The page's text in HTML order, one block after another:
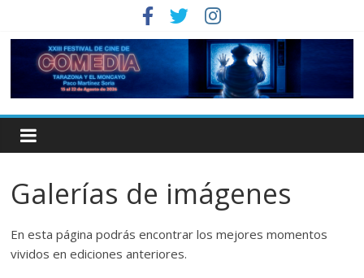
Galerías de imágenes
En esta página podrás encontrar los mejores momentos
vividos en ediciones anteriores.